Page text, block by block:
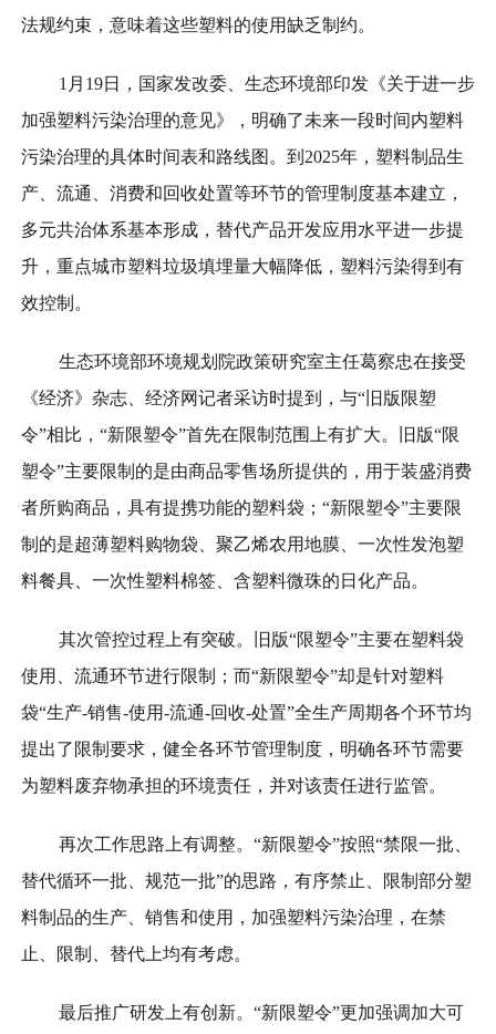
法规约束，意味着这些塑料的使用缺乏制约。
1月19日，国家发改委、生态环境部印发《关于进一步
加强塑料污染治理的意见》，明确了未来一段时间内塑料
污染治理的具体时间表和路线图。到2025年，塑料制品生
产、流通、消费和回收处置等环节的管理制度基本建立，
多元共治体系基本形成，替代产品开发应用水平进一步提
升，重点城市塑料垃圾填埋量大幅降低，塑料污染得到有
效控制。
生态环境部环境规划院政策研究室主任葛察忠在接受
《经济》杂志、经济网记者采访时提到，与“旧版限塑
令”相比，“新限塑令”首先在限制范围上有扩大。旧版“限
塑令”主要限制的是由商品零售场所提供的，用于装盛消费
者所购商品，具有提携功能的塑料袋；“新限塑令”主要限
制的是超薄塑料购物袋、聚乙烯农用地膜、一次性发泡塑
料餐具、一次性塑料棉签、含塑料微珠的日化产品。
其次管控过程上有突破。旧版“限塑令”主要在塑料袋
使用、流通环节进行限制；而“新限塑令”却是针对塑料
袋“生产-销售-使用-流通-回收-处置”全生产周期各个环节均
提出了限制要求，健全各环节管理制度，明确各环节需要
为塑料废弃物承担的环境责任，并对该责任进行监管。
再次工作思路上有调整。“新限塑令”按照“禁限一批、
替代循环一批、规范一批”的思路，有序禁止、限制部分塑
料制品的生产、销售和使用，加强塑料污染治理，在禁
止、限制、替代上均有考虑。
最后推广研发上有创新。“新限塑令”更加强调加大可